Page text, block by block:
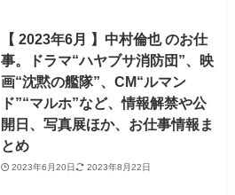
【 2023年6月 】中村倫也 のお仕
事。ドラマ“ハヤブサ消防団”、映
画“沈黙の艦隊”、CM“ルマン
ド”“マルホ”など、情報解禁や公
開日、写真展ほか、お仕事情報ま
とめ
2023年6月20日 2023年8月22日